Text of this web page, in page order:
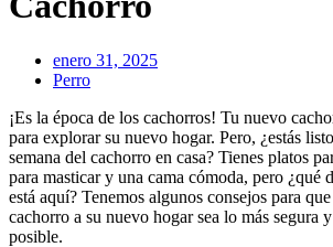
enero 31, 2025
Perro
¡Es la época de los cachorros! Tu nuevo
para explorar su nuevo hogar. Pero, ¿estás
semana del cachorro en casa? Tienes platos
para masticar y una cama cómoda, pero ¿qué
está aquí? Tenemos algunos consejos para
cachorro a su nuevo hogar sea lo más segura
posible.